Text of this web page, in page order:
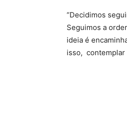
“Decidimos
Seguimos a
ideia é
isso, contemplar